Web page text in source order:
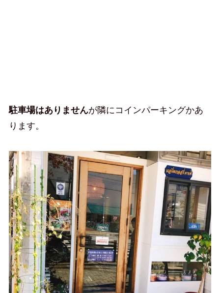
駐車場はありませんが隣にコインパーキングかあ
ります。